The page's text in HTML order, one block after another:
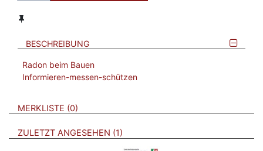
BESCHREIBUNG
Radon beim Bauen
Informieren-messen-schützen
VERWEISE AUF VERMERKTE- ODER ZULETZT ANGESEHENE
MERKLISTE 0 BROSCHÜREN
ZULETZT ANGESEHEN 1 BROSCHÜREN